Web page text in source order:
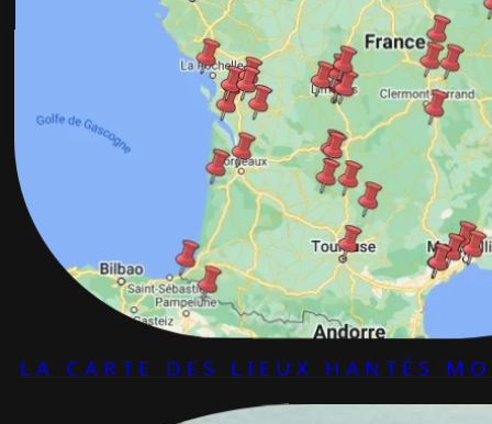
LA CARTE DES LIEUX HANTÉS